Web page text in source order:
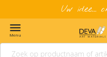
Uw idee...
menu
Menu